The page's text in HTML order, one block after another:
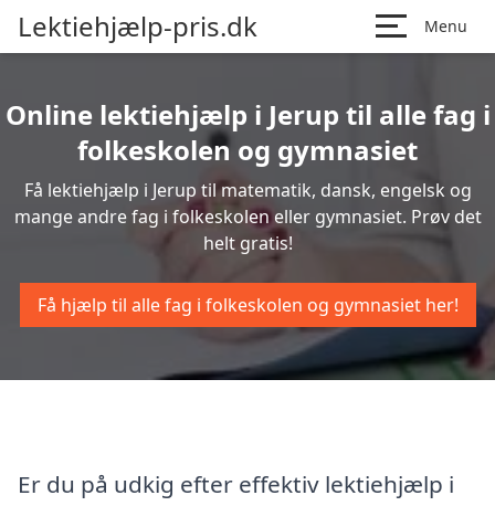
Lektiehjælp-pris.dk Menu
Online lektiehjælp i Jerup til alle fag i
folkeskolen og gymnasiet
Få lektiehjælp i Jerup til matematik, dansk, engelsk og
mange andre fag i folkeskolen eller gymnasiet. Prøv det
helt gratis!
Få hjælp til alle fag i folkeskolen og gymnasiet her!
Er du på udkig efter effektiv lektiehjælp i